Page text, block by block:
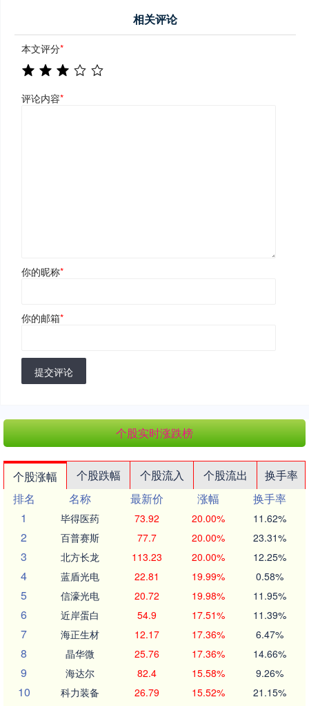
相关评论
本文评分*
评论内容*
你的昵称*
你的邮箱*
提交评论
个股实时涨跌榜
个股涨幅 个股跌幅 个股流入 个股流出
换手率
排名
名称 最新价 涨幅
换手率
1
毕得医药 73.92 20.00% 11.62%
2 百普赛斯 77.7 20.00% 23.31%
3 北方长龙 113.23 20.00% 12.25%
4 蓝盾光电 22.81 19.99% 0.58%
5 信濠光电 20.72 19.98% 11.95%
6 近岸蛋白 54.9 17.51% 11.39%
7 海正生材 12.17 17.36% 6.47%
8 晶华微 25.76 17.36% 14.66%
9 海达尔 82.4 15.58% 9.26%
10 科力装备 26.79 15.52% 21.15%